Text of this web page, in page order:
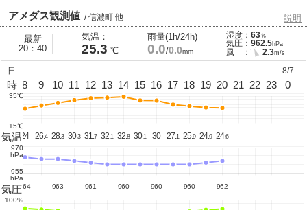
アメダス観測値 /信濃町 他 説明
最新
20：40
気温：
25.3 ℃
雨量(1h/24h)
0.0/0.0mm
湿度： 63％
気圧： 962.5hPa
風 ： 2.3m/s
日
時
7 8 9 10 11 12 13 14 15 16 17 18 19 20 21 22 23
8/7
0
35℃
15℃
気温
23. 2 24 26. 4 28.3 30.3 31. 7 32. 1 32. 8 30. 1 30 27. 1 25. 9 24.9 24.6
970
hPa
955
hPa
気圧964 963 961 960 960 960
962
100%